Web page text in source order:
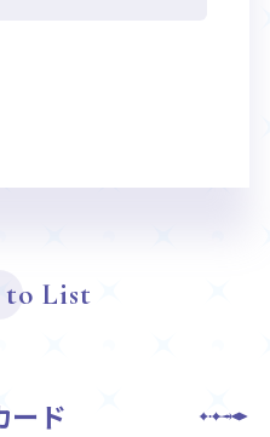
to List
ード